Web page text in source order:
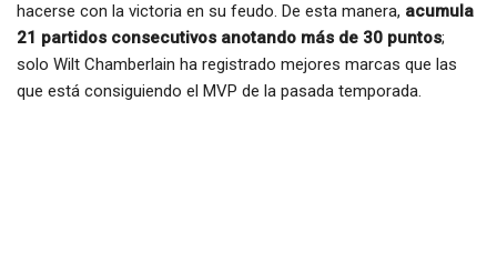
hacerse con la victoria en su feudo. De esta manera, acumula
21 partidos consecutivos anotando más de 30 puntos;
solo Wilt Chamberlain ha registrado mejores marcas que las
que está consiguiendo el MVP de la pasada temporada.